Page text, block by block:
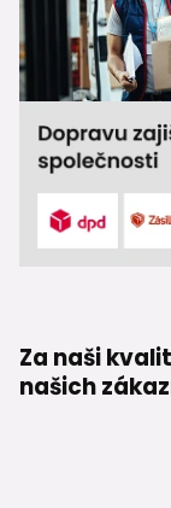
Za naši
našich